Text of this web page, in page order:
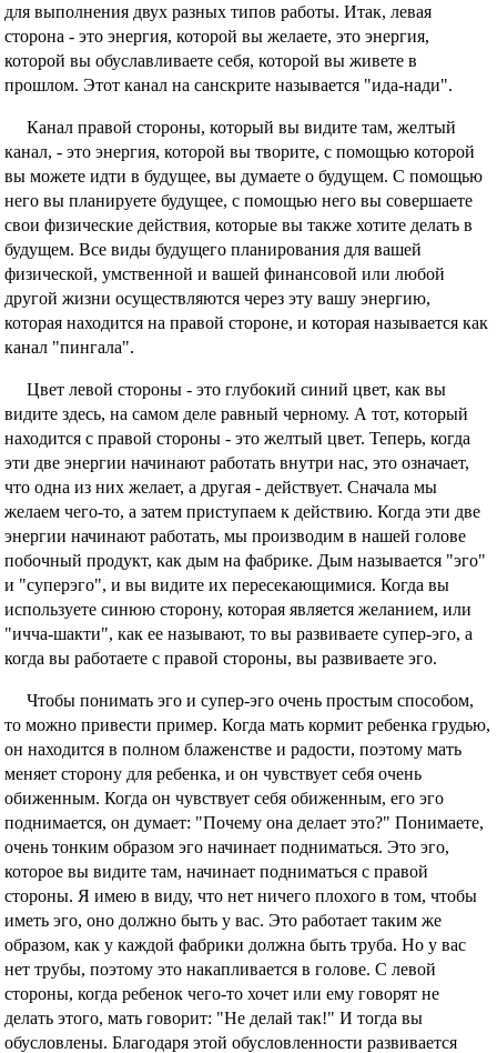
для выполнения двух разных типов работы. Итак, левая
сторона - это энергия, которой вы желаете, это энергия,
которой вы обуславливаете себя, которой вы живете в
прошлом. Этот канал на санскрите называется "ида-нади".
Канал правой стороны, который вы видите там, желтый
канал, - это энергия, которой вы творите, с помощью которой
вы можете идти в будущее, вы думаете о будущем. С помощью
него вы планируете будущее, с помощью него вы совершаете
свои физические действия, которые вы также хотите делать в
будущем. Все виды будущего планирования для вашей
физической, умственной и вашей финансовой или любой
другой жизни осуществляются через эту вашу энергию,
которая находится на правой стороне, и которая называется как
канал "пингала".
Цвет левой стороны - это глубокий синий цвет, как вы
видите здесь, на самом деле равный черному. А тот, который
находится с правой стороны - это желтый цвет. Теперь, когда
эти две энергии начинают работать внутри нас, это означает,
что одна из них желает, а другая - действует. Сначала мы
желаем чего-то, а затем приступаем к действию. Когда эти две
энергии начинают работать, мы производим в нашей голове
побочный продукт, как дым на фабрике. Дым называется "эго"
и "суперэго", и вы видите их пересекающимися. Когда вы
используете синюю сторону, которая является желанием, или
"ичча-шакти", как ее называют, то вы развиваете супер-эго, а
когда вы работаете с правой стороны, вы развиваете эго.
Чтобы понимать эго и супер-эго очень простым способом,
то можно привести пример. Когда мать кормит ребенка грудью,
он находится в полном блаженстве и радости, поэтому мать
меняет сторону для ребенка, и он чувствует себя очень
обиженным. Когда он чувствует себя обиженным, его эго
поднимается, он думает: "Почему она делает это?" Понимаете,
очень тонким образом эго начинает подниматься. Это эго,
которое вы видите там, начинает подниматься с правой
стороны. Я имею в виду, что нет ничего плохого в том, чтобы
иметь эго, оно должно быть у вас. Это работает таким же
образом, как у каждой фабрики должна быть труба. Но у вас
нет трубы, поэтому это накапливается в голове. С левой
стороны, когда ребенок чего-то хочет или ему говорят не
делать этого, мать говорит: "Не делай так!" И тогда вы
обусловлены. Благодаря этой обусловленности развивается